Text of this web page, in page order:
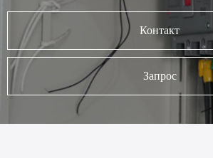
Контакт
Запрос